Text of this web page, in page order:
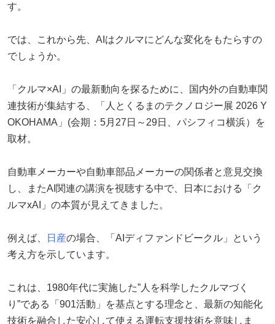
す。
では、これから先、AIはクルマにどんな変化をもたらすの
でしょうか。
「クルマ×AI」の最新動向を探るために、国内外の自動車関
連技術が集結する、「人とくるまのテクノロジー展 2026 Y
OKOHAMA」(会期：5月27日～29日、パシフィコ横浜）を
取材。
自動車メーカーや自動車部品メーカーの関係者と意見交換
し、またAI関連の講演を視聴する中で、日本における「ク
ルマxAI」の本質が見えてきました。
例えば、 日産の場合、「AIディファンドビークル」という
考え方を示しています。
これは、1980年代に実施した”人を科学したクルマづく
り”である「901活動」を基点とする理念と、最新の知能化
技術を融合した安心して使える運転支援技術を意味しま